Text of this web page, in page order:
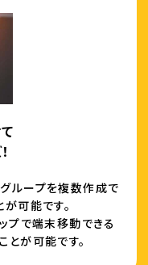
ループを複数作成で
可能です。
プで端末移動できる
が可能です。